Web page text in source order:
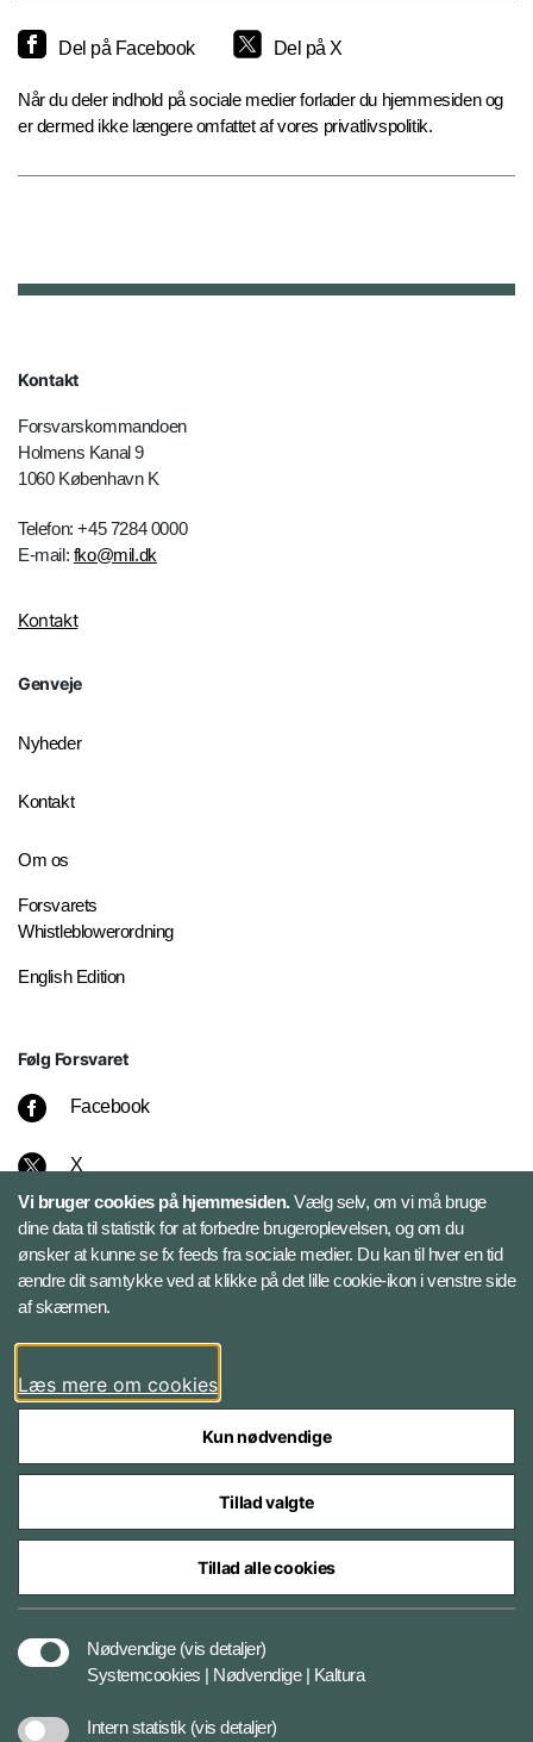
Del på Facebook Del på X
Når du deler indhold på sociale medier forlader du hjemmesiden og
er dermed ikke længere omfattet af vores privatlivspolitik.
Kontakt
Forsvarskommandoen
Holmens Kanal 9
1060 København K
Telefon: +45 7284 0000
E-mail: fko@mil.dk
Kontakt
Genveje
Nyheder
Kontakt
Om os
Forsvarets
Whistleblowerordning
English Edition
Følg Forsvaret
Facebook
X
Instagram
Bluesky
LinkedIn
Styrelser og myndigheder under Forsvarsministeriet
Vi bruger cookies på hjemmesiden.Vælg selv, om vi må bruge
dine data til statistik for at forbedre brugeroplevelsen, og om du
ønsker at kunne se fx feeds fra sociale medier. Du kan til hver en tid
ændre dit samtykke ved at klikke på det lille cookie-ikon i venstre side
af skærmen.
Læs mere om cookies
Kun nødvendige
Tillad valgte
Tillad alle cookies
Nødvendige (vis detaljer)
Systemcookies | Nødvendige | Kaltura
Intern statistik (vis detaljer)